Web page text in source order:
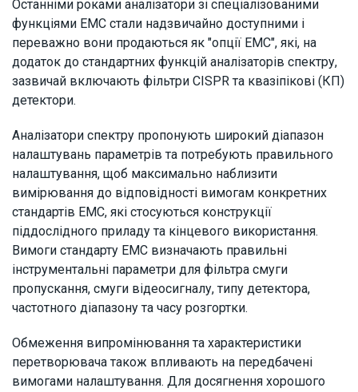
Останніми роками аналізатори зі спеціалізованими
функціями ЕМС стали надзвичайно доступними і
переважно вони продаються як "опції ЕМС", які, на
додаток до стандартних функцій аналізаторів спектру,
зазвичай включають фільтри CISPR та квазіпікові (КП)
детектори.
Аналізатори спектру пропонують широкий діапазон
налаштувань параметрів та потребують правильного
налаштування, щоб максимально наблизити
вимірювання до відповідності вимогам конкретних
стандартів ЕМС, які стосуються конструкції
піддослідного приладу та кінцевого використання.
Вимоги стандарту EMC визначають правильні
інструментальні параметри для фільтра смуги
пропускання, смуги відеосигналу, типу детектора,
частотного діапазону та часу розгортки.
Обмеження випромінювання та характеристики
перетворювача також впливають на передбачені
вимогами налаштування. Для досягнення хорошого